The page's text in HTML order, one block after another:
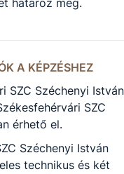
határoz meg.
A KÉPZÉSHEZ
SZC Széchenyi István
SZC
érhető el.
Széchenyi István
technikus és két